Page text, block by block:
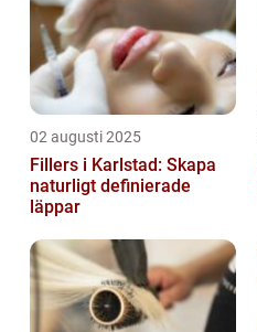
02 augusti 2025
Fillers i Karlstad: Skapa
naturligt definierade
läppar